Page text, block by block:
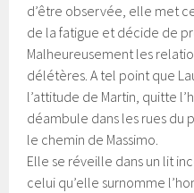
d’être observée, elle met
de la fatigue et décide de
Malheureusement les
délétères. A tel point que
l’attitude de Martin, quitte
déambule dans les rues du
le chemin de Massimo.
Elle se réveille dans un lit
celui qu’elle surnomme